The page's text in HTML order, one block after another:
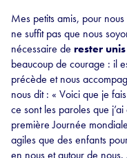
Mes petits amis, pour
ne suffit pas que nous
nécessaire de rester
beaucoup de courage : il
précède et nous
nous dit : « Voici que je
ce sont les paroles que
première Journée
agiles que des enfants
en nous et autour de